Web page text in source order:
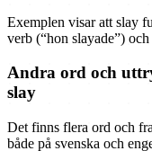
Exemplen visar att slay
verb (“hon slayade”)
Andra ord och
slay
Det finns flera ord och
både på svenska och